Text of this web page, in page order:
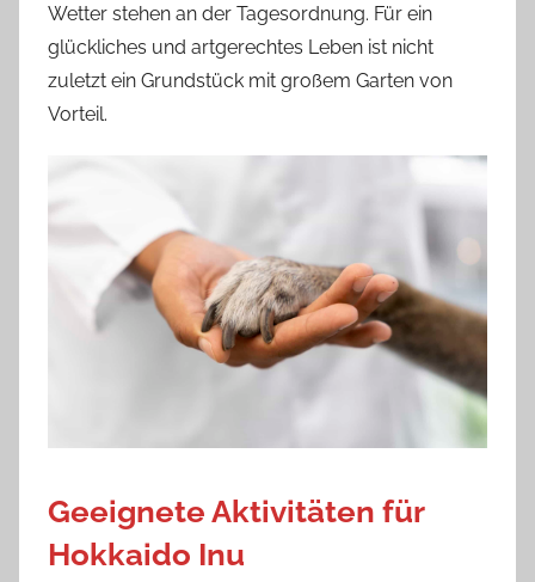
Wetter stehen an der Tagesordnung. Für ein
glückliches und artgerechtes Leben ist nicht
zuletzt ein Grundstück mit großem Garten von
Vorteil.
Geeignete Aktivitäten für
Hokkaido Inu